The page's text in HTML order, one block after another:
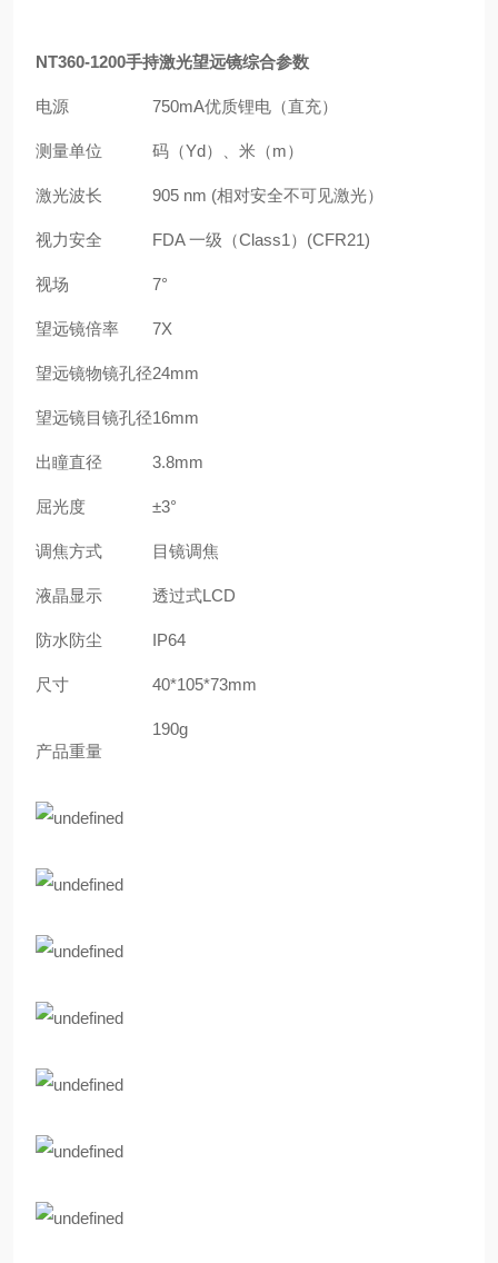
NT360-1200手持激光望远镜综合参数
电源 750mA优质锂电（直充）
测量单位 码（Yd）、米（m）
激光波长 905 nm (相对安全不可见激光）
视力安全 FDA 一级（Class1）(CFR21)
视场 7°
望远镜倍率 7X
望远镜物镜孔径24mm
望远镜目镜孔径16mm
出瞳直径 3.8mm
屈光度 ±3°
调焦方式 目镜调焦
液晶显示 透过式LCD
防水防尘 IP64
尺寸 40*105*73mm
产品重量
190g